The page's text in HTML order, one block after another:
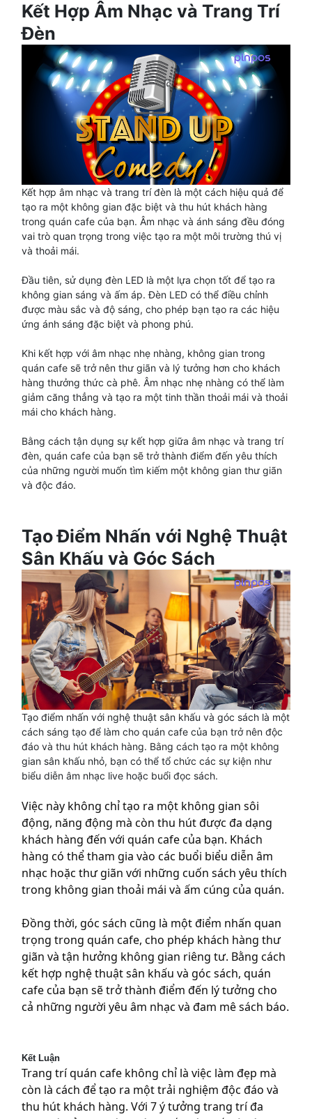
Kết Hợp Âm Nhạc và Trang Trí
Đèn
Kết hợp âm nhạc và trang trí đèn là một cách hiệu quả để
tạo ra một không gian đặc biệt và thu hút khách hàng
trong quán cafe của bạn. Âm nhạc và ánh sáng đều đóng
vai trò quan trọng trong việc tạo ra một môi trường thú vị
và thoải mái.
Đầu tiên, sử dụng đèn LED là một lựa chọn tốt để tạo ra
không gian sáng và ấm áp. Đèn LED có thể điều chỉnh
được màu sắc và độ sáng, cho phép bạn tạo ra các hiệu
ứng ánh sáng đặc biệt và phong phú.
Khi kết hợp với âm nhạc nhẹ nhàng, không gian trong
quán cafe sẽ trở nên thư giãn và lý tưởng hơn cho khách
hàng thưởng thức cà phê. Âm nhạc nhẹ nhàng có thể làm
giảm căng thẳng và tạo ra một tinh thần thoải mái và thoải
mái cho khách hàng.
Bằng cách tận dụng sự kết hợp giữa âm nhạc và trang trí
đèn, quán cafe của bạn sẽ trở thành điểm đến yêu thích
của những người muốn tìm kiếm một không gian thư giãn
và độc đáo.
Tạo Điểm Nhấn với Nghệ Thuật
Sân Khấu và Góc Sách
Tạo điểm nhấn với nghệ thuật sân khấu và góc sách là một
cách sáng tạo để làm cho quán cafe của bạn trở nên độc
đáo và thu hút khách hàng. Bằng cách tạo ra một không
gian sân khấu nhỏ, bạn có thể tổ chức các sự kiện như
biểu diễn âm nhạc live hoặc buổi đọc sách.
Việc này không chỉ tạo ra một không gian sôi
động, năng động mà còn thu hút được đa dạng
khách hàng đến với quán cafe của bạn. Khách
hàng có thể tham gia vào các buổi biểu diễn âm
nhạc hoặc thư giãn với những cuốn sách yêu thích
trong không gian thoải mái và ấm cúng của quán.
Đồng thời, góc sách cũng là một điểm nhấn quan
trọng trong quán cafe, cho phép khách hàng thư
giãn và tận hưởng không gian riêng tư. Bằng cách
kết hợp nghệ thuật sân khấu và góc sách, quán
cafe của bạn sẽ trở thành điểm đến lý tưởng cho
cả những người yêu âm nhạc và đam mê sách báo.
Kết Luận
Trang trí quán cafe không chỉ là việc làm đẹp mà
còn là cách để tạo ra một trải nghiệm độc đáo và
thu hút khách hàng. Với 7 ý tưởng trang trí đa